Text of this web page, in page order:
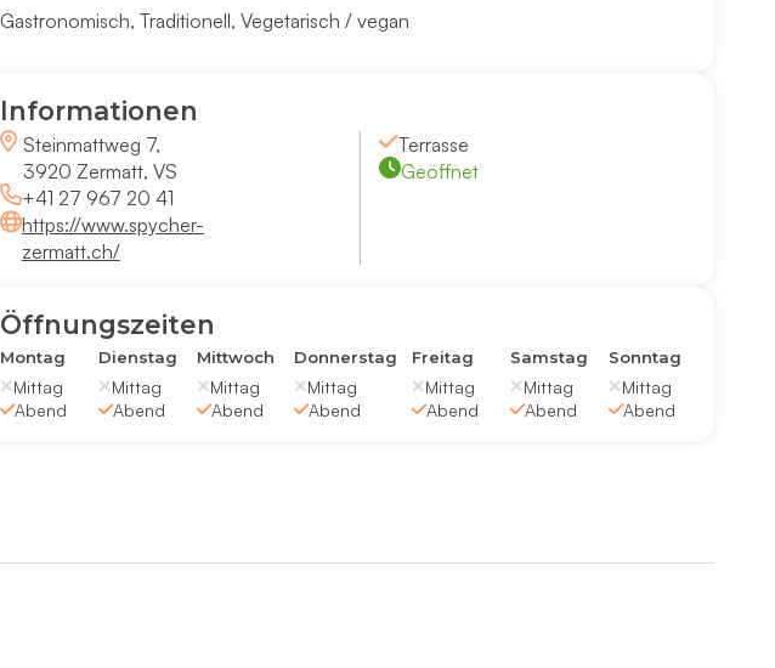
Gastronomisch, Traditionell, Vegetarisch / vegan
Informationen
Steinmattweg 7,
3920 Zermatt, VS
+41 27 967 20 41
https://www.spycher-
zermatt.ch/
Terrasse
Geöffnet
Öffnungszeiten
Montag
Mittag
Abend
Dienstag
Mittag
Abend
Mittwoch
Mittag
Abend
Donnerstag
Mittag
Abend
Freitag
Mittag
Abend
Samstag
Mittag
Abend
Sonntag
Mittag
Abend